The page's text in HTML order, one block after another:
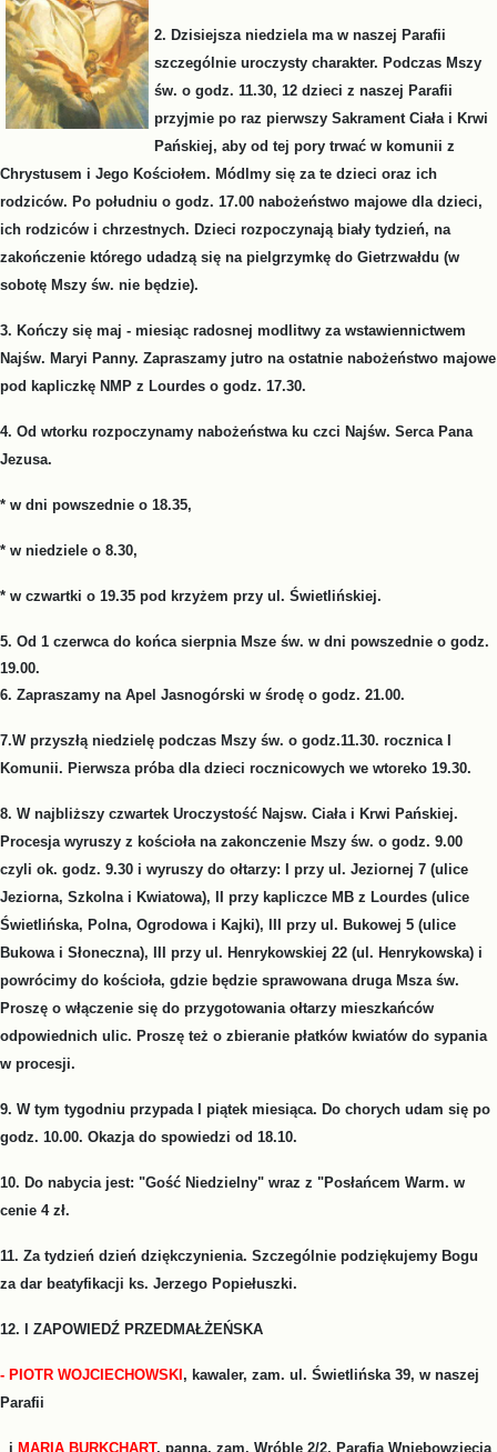
2. Dzisiejsza niedziela ma w naszej Parafii
szczególnie uroczysty charakter. Podczas Mszy
św. o godz. 11.30, 12 dzieci z naszej Parafii
przyjmie po raz pierwszy Sakrament Ciała i Krwi
Pańskiej, aby od tej pory trwać w komunii z
Chrystusem i Jego Kościołem. Módlmy się za te dzieci oraz ich
rodziców. Po południu o godz. 17.00 nabożeństwo majowe dla dzieci,
ich rodziców i chrzestnych. Dzieci rozpoczynają biały tydzień, na
zakończenie którego udadzą się na pielgrzymkę do Gietrzwałdu (w
sobotę Mszy św. nie będzie).
3. Kończy się maj - miesiąc radosnej modlitwy za wstawiennictwem
Najśw. Maryi Panny. Zapraszamy jutro na ostatnie nabożeństwo majowe
pod kapliczkę NMP z Lourdes o godz. 17.30.
4. Od wtorku rozpoczynamy nabożeństwa ku czci Najśw. Serca Pana
Jezusa.
* w dni powszednie o 18.35,
* w niedziele o 8.30,
* w czwartki o 19.35 pod krzyżem przy ul. Świetlińskiej.
5. Od 1 czerwca do końca sierpnia Msze św. w dni powszednie o godz.
19.00.
6. Zapraszamy na Apel Jasnogórski w środę o godz. 21.00.
7.W przyszłą niedzielę podczas Mszy św. o godz.11.30. rocznica I
Komunii. Pierwsza próba dla dzieci rocznicowych we wtoreko 19.30.
8. W najbliższy czwartek Uroczystość Najsw. Ciała i Krwi Pańskiej.
Procesja wyruszy z kościoła na zakonczenie Mszy św. o godz. 9.00
czyli ok. godz. 9.30 i wyruszy do ołtarzy: I przy ul. Jeziornej 7 (ulice
Jeziorna, Szkolna i Kwiatowa), II przy kapliczce MB z Lourdes (ulice
Świetlińska, Polna, Ogrodowa i Kajki), III przy ul. Bukowej 5 (ulice
Bukowa i Słoneczna), III przy ul. Henrykowskiej 22 (ul. Henrykowska) i
powrócimy do kościoła, gdzie będzie sprawowana druga Msza św.
Proszę o włączenie się do przygotowania ołtarzy mieszkańców
odpowiednich ulic. Proszę też o zbieranie płatków kwiatów do sypania
w procesji.
9. W tym tygodniu przypada I piątek miesiąca. Do chorych udam się po
godz. 10.00. Okazja do spowiedzi od 18.10.
10. Do nabycia jest: "Gość Niedzielny" wraz z "Posłańcem Warm. w
cenie 4 zł.
11. Za tydzień dzień dziękczynienia. Szczególnie podziękujemy Bogu
za dar beatyfikacji ks. Jerzego Popiełuszki.
12. I ZAPOWIEDŹ PRZEDMAŁŻEŃSKA
- PIOTR WOJCIECHOWSKI , kawaler, zam. ul. Świetlińska 39, w naszej
Parafii
i MARIA BURKCHART, panna, zam. Wróble 2/2, Parafia Wniebowzięcia